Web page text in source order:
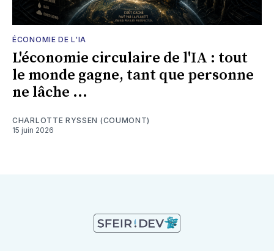
ÉCONOMIE DE L'IA
L'économie circulaire de l'IA : tout
le monde gagne, tant que personne
ne lâche ...
CHARLOTTE RYSSEN (COUMONT)
15 juin 2026